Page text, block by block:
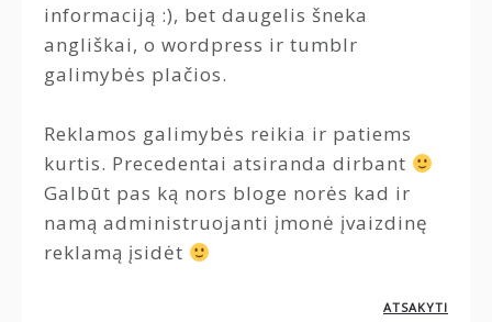
informaciją :), bet daugelis šneka
angliškai, o wordpress ir tumblr
galimybės plačios.
Reklamos galimybės reikia ir patiems
kurtis. Precedentai atsiranda dirbant
Galbūt pas ką nors bloge norės kad ir
namą administruojanti įmonė įvaizdinę
reklamą įsidėt
ATSAKYTI